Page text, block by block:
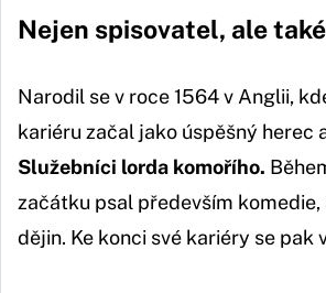
Nejen spisovatel, ale
Narodil se v roce 1564 v Anglii,
kariéru začal jako úspěšný herec
Služebníci lorda komořího.
začátku psal především
dějin. Ke konci své kariéry se